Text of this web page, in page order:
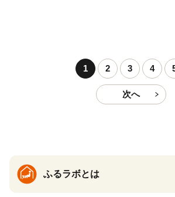
1 2 3 4
次へ
ふるラボとは